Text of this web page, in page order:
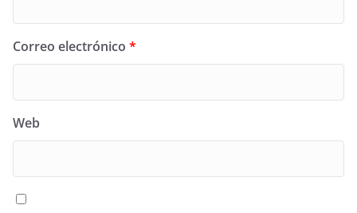
Correo electrónico *
Web